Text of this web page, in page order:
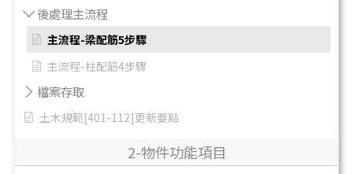
後處理主流程
主流程-梁配筋5步驟
主流程-柱配筋4步驟
檔案存取
土木規範[401-112]更新要點
2-物件功能項目